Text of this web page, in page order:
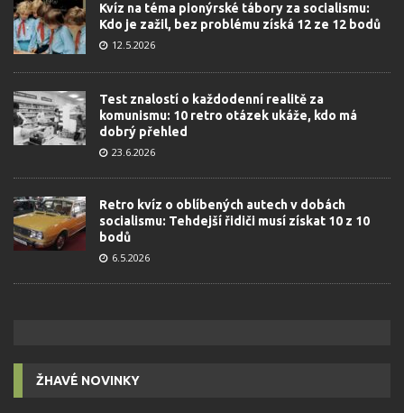
Kvíz na téma pionýrské tábory za socialismu:
Kdo je zažil, bez problému získá 12 ze 12 bodů
12.5.2026
Test znalostí o každodenní realitě za
komunismu: 10 retro otázek ukáže, kdo má
dobrý přehled
23.6.2026
Retro kvíz o oblíbených autech v dobách
socialismu: Tehdejší řidiči musí získat 10 z 10
bodů
6.5.2026
ŽHAVÉ NOVINKY